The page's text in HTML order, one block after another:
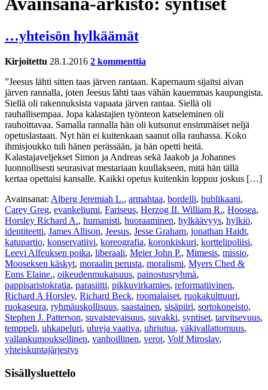
…yhteisön hylkäämät
Kirjoitettu 28.1.2016 2 kommenttia
”Jeesus lähti sitten taas järven rantaan. Kapernaum sijaitsi aivan
järven rannalla, joten Jeesus lähti taas vähän kauemmas kaupungista.
Siellä oli rakennuksista vapaata järven rantaa. Siellä oli
rauhallisempaa. Jopa kalastajien työnteon katseleminen oli
rauhoittavaa. Samalla rannalla hän oli kutsunut ensimmäiset neljä
opetuslastaan. Nyt hän ei kuitenkaan saanut olla rauhassa. Koko
ihmisjoukko tuli hänen perässään, ja hän opetti heitä.
Kalastajaveljekset Simon ja Andreas sekä Jaakob ja Johannes
luonnollisesti seurasivat mestariaan kuullakseen, mitä hän tällä
kertaa opettaisi kansalle. Kaikki opetus kuitenkin loppuu joskus […]
Avainsanat: Alberg Jeremiah L., armahtaa, bordelli, bublikaani,
Carey Greg, evankeliumi, Fariseus, Herzog II. William R., Hoosea,
Horsley Richard A., humanisti, huoraaminen, hylkäävyys, hylkiö,
identiteetti, James Allison, Jeesus, Jesse Graham, jonathan Haidt,
katupartio, konservatiivi, koreografia, koronkiskuri, korttelipoliisi,
Leevi Alfeuksen poika, liberaali, Meier John P., Mimesis, missio,
Mooseksen käskyt, moraalin perusta, moralismi, Myers Ched &
Enns Elaine., oikeudenmukaisuus, painostusryhmä,
pappisaristokratia, parasiitti, pikkuvirkamies, reformatiivinen,
Richard A Horsley, Richard Beck, roomalaiset, ruokakulttuuri,
ruokaseura, ryhmäuskollisuus, saastainen, sisäpiiri, sortokoneisto,
Stephen J. Patterson, suvaistevaisuus, suvakki, syntiset, tarvitsevuus,
temppeli, uhkapeluri, uhreja vaativa, uhriutua, väkivallattomuus,
vallankumouksellinen, vanhoillinen, verot, Volf Miroslav,
yhteiskuntajärjestys
Sisällysluettelo